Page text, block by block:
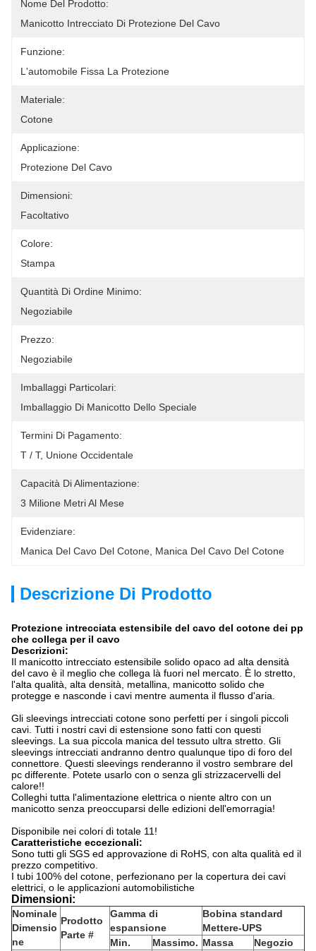
Nome Del Prodotto:
Manicotto Intrecciato Di Protezione Del Cavo
Funzione:
L'automobile Fissa La Protezione
Materiale:
Cotone
Applicazione:
Protezione Del Cavo
Dimensioni:
Facoltativo
Colore:
Stampa
Quantità Di Ordine Minimo:
Negoziabile
Prezzo:
Negoziabile
Imballaggi Particolari:
Imballaggio Di Manicotto Dello Speciale
Termini Di Pagamento:
T / T, Unione Occidentale
Capacità Di Alimentazione:
3 Milione Metri Al Mese
Evidenziare:
Manica Del Cavo Del Cotone Manica Del Cavo Del Cotone
Descrizione Di Prodotto
Protezione intrecciata estensibile del cavo del cotone dei pp
che collega per il cavo
Descrizioni:
Il manicotto intrecciato estensibile solido opaco ad alta densità
del cavo è il meglio che collega là fuori nel mercato. È lo stretto,
l'alta qualità, alta densità, metallina, manicotto solido che
protegge e nasconde i cavi mentre aumenta il flusso d'aria.
Gli sleevings intrecciati cotone sono perfetti per i singoli piccoli
cavi. Tutti i nostri cavi di estensione sono fatti con questi
sleevings. La sua piccola manica del tessuto ultra stretto. Gli
sleevings intrecciati andranno dentro qualunque tipo di foro del
connettore. Questi sleevings renderanno il vostro sembrare del
pc differente. Potete usarlo con o senza gli strizzacervelli del
calore!!
Colleghi tutta l'alimentazione elettrica o niente altro con un
manicotto senza preoccuparsi delle edizioni dell'emorragia!
Disponibile nei colori di totale 11!
Caratteristiche eccezionali:
Sono tutti gli SGS ed approvazione di RoHS, con alta qualità ed il
prezzo competitivo.
I tubi 100% del cotone, perfezionano per la copertura dei cavi
elettrici, o le applicazioni automobilistiche
Dimensioni:
Nominale
Dimensio
ne
Prodotto
Parte #
Gamma di
espansione
Bobina standard
Mettere-UPS
Min.
Massimo. Massa
Negozio